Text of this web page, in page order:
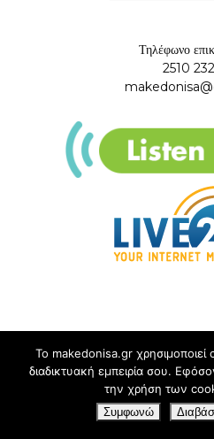
Τηλέφωνο
2510
Το makedonisa.gr χρησιμοποιεί
διαδικτυακή εμπειρία σου.
την χρήση των
Συμφωνώ